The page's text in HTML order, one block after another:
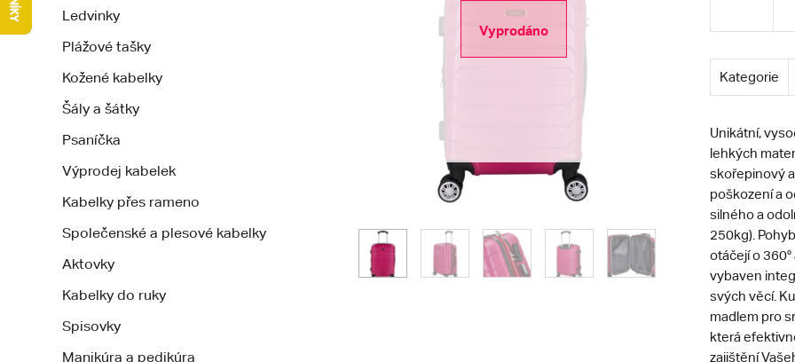
Ledvinky
Plážové tašky
Kožené kabelky
Šály a šátky
Psaníčka
Výprodej kabelek
Kabelky přes rameno
Společenské a plesové kabelky
Aktovky
Kabelky do ruky
Spisovky
Manikúra a pedikúra
Vyprodáno
Kategorie
Unikátní,
lehkých
skořepinový
poškození a
silného a
250kg).
otáčejí o
vybaven
svých věcí.
madlem pro
která
zajištění